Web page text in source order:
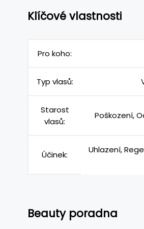
Klíčové vlastnosti
Pro koho:
Typ vlasů:
Starost
vlasů:
Poškození,
Účinek:
Uhlazení,
Beauty poradna